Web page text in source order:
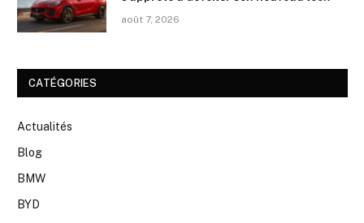
août 7, 2026
CATÉGORIES
Actualités
Blog
BMW
BYD